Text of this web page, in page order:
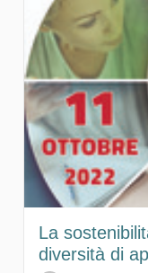
La
diversità di